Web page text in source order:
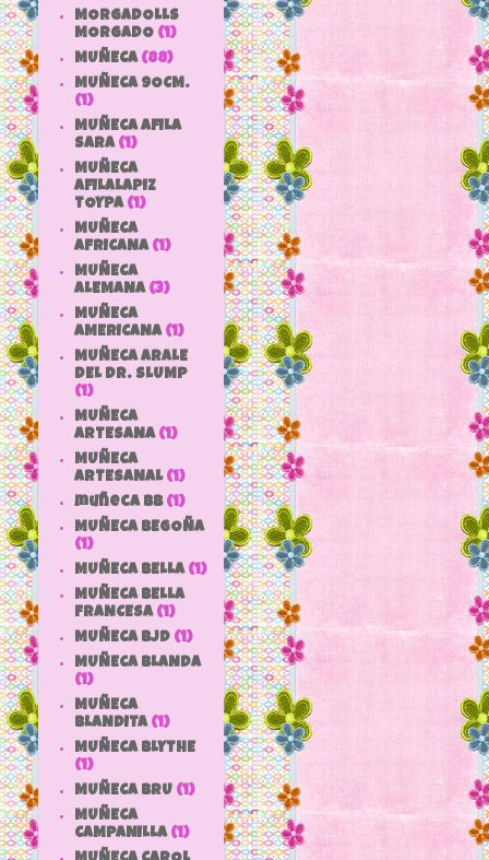
MORGADOLLS
MORGADO (1)
MUÑECA (88)
MUÑECA 9OCM.
(1)
MUÑECA AFILA
SARA (1)
MUÑECA
AFILALAPIZ
TOYPA (1)
MUÑECA
AFRICANA (1)
MUÑECA
ALEMANA (3)
MUÑECA
AMERICANA (1)
MUÑECA ARALE
DEL DR. SLUMP
(1)
MUÑECA
ARTESANA (1)
MUÑECA
ARTESANAL (1)
muñeca bb (1)
MUÑECA BEGOÑA
(1)
MUÑECA BELLA (1)
MUÑECA BELLA
FRANCESA (1)
MUÑECA BJD (1)
MUÑECA BLANDA
(1)
MUÑECA
BLANDITA (1)
MUÑECA BLYTHE
(1)
MUÑECA BRU (1)
MUÑECA
CAMPANILLA (1)